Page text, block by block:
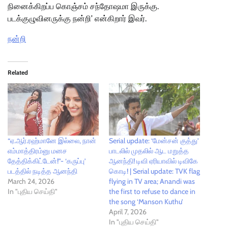
நினைக்கிறப்ப கொஞ்சம் சந்தோஷமா இருக்கு.
படக்குழுவினருக்கு நன்றி’ என்கிறார் இவர்.
நன்றி
Related
“ஏ.ஆர்.ரஹ்மானே இல்லை, நான்
எம்மாத்திரம்னு மனச
தேத்திக்கிட்டேன்!”- ‘கருப்பு’
படத்தில் நடித்த‌ ஆனந்தி
March 24, 2026
In "புதிய செய்தி"
Serial update: ‘மேன்சன் குத்து’
பாடலில் முதலில் ஆட மறுத்த
ஆனந்தி! டிவி ஏரியாவில் டிவிகே
கொடி! | Serial update: TVK flag
flying in TV area; Anandi was
the first to refuse to dance in
the song ‘Manson Kuthu’
April 7, 2026
In "புதிய செய்தி"